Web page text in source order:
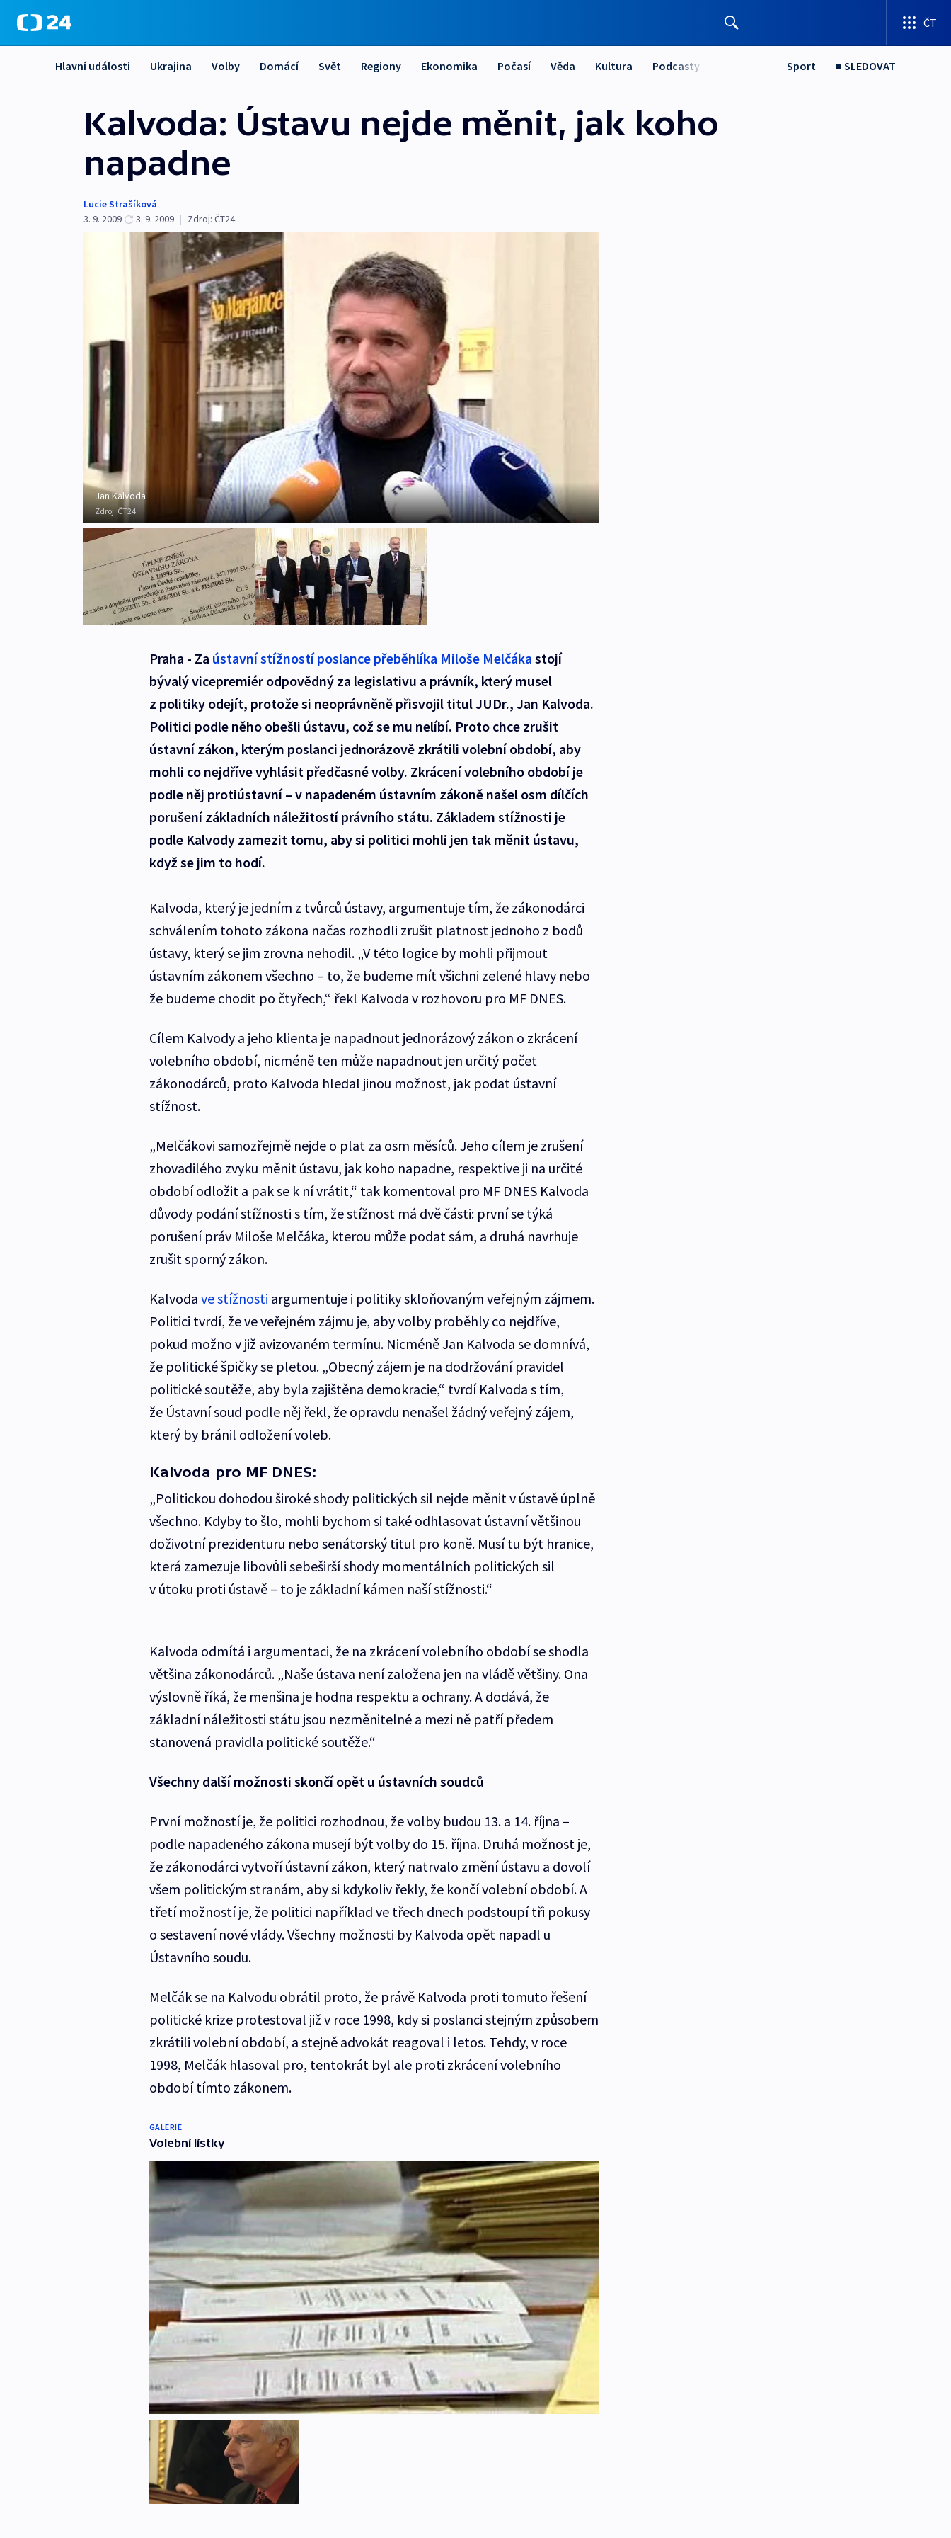
ČT
Hlavní události Ukrajina Volby Domácí Svět Regiony Ekonomika Počasí Věda Kultura Podcasty Sport SLEDOVAT
Kalvoda: Ústavu nejde měnit, jak koho
napadne
Lucie Strašíková
3. 9. 2009
3. 9. 2009 | Zdroj: ČT24
Jan Kalvoda
Zdroj:ČT24
Praha - Za ústavní stížností poslance přeběhlíka Miloše Melčáka stojí
bývalý vicepremiér odpovědný za legislativu a právník, který musel
z politiky odejít, protože si neoprávněně přisvojil titul JUDr., Jan Kalvoda.
Politici podle něho obešli ústavu, což se mu nelíbí. Proto chce zrušit
ústavní zákon, kterým poslanci jednorázově zkrátili volební období, aby
mohli co nejdříve vyhlásit předčasné volby. Zkrácení volebního období je
podle něj protiústavní – v napadeném ústavním zákoně našel osm dílčích
porušení základních náležitostí právního státu. Základem stížnosti je
podle Kalvody zamezit tomu, aby si politici mohli jen tak měnit ústavu,
když se jim to hodí.
Kalvoda, který je jedním z tvůrců ústavy, argumentuje tím, že zákonodárci
schválením tohoto zákona načas rozhodli zrušit platnost jednoho z bodů
ústavy, který se jim zrovna nehodil. „V této logice by mohli přijmout
ústavním zákonem všechno – to, že budeme mít všichni zelené hlavy nebo
že budeme chodit po čtyřech,“ řekl Kalvoda v rozhovoru pro MF DNES.
Cílem Kalvody a jeho klienta je napadnout jednorázový zákon o zkrácení
volebního období, nicméně ten může napadnout jen určitý počet
zákonodárců, proto Kalvoda hledal jinou možnost, jak podat ústavní
stížnost.
„Melčákovi samozřejmě nejde o plat za osm měsíců. Jeho cílem je zrušení
zhovadilého zvyku měnit ústavu, jak koho napadne, respektive ji na určité
období odložit a pak se k ní vrátit,“ tak komentoval pro MF DNES Kalvoda
důvody podání stížnosti s tím, že stížnost má dvě části: první se týká
porušení práv Miloše Melčáka, kterou může podat sám, a druhá navrhuje
zrušit sporný zákon.
Kalvoda ve stížnosti argumentuje i politiky skloňovaným veřejným zájmem.
Politici tvrdí, že ve veřejném zájmu je, aby volby proběhly co nejdříve,
pokud možno v již avizovaném termínu. Nicméně Jan Kalvoda se domnívá,
že politické špičky se pletou. „Obecný zájem je na dodržování pravidel
politické soutěže, aby byla zajištěna demokracie,“ tvrdí Kalvoda s tím,
že Ústavní soud podle něj řekl, že opravdu nenašel žádný veřejný zájem,
který by bránil odložení voleb.
Kalvoda pro MF DNES:
„Politickou dohodou široké shody politických sil nejde měnit v ústavě úplně
všechno. Kdyby to šlo, mohli bychom si také odhlasovat ústavní většinou
doživotní prezidenturu nebo senátorský titul pro koně. Musí tu být hranice,
která zamezuje libovůli sebeširší shody momentálních politických sil
v útoku proti ústavě – to je základní kámen naší stížnosti.“
Kalvoda odmítá i argumentaci, že na zkrácení volebního období se shodla
většina zákonodárců. „Naše ústava není založena jen na vládě většiny. Ona
výslovně říká, že menšina je hodna respektu a ochrany. A dodává, že
základní náležitosti státu jsou nezměnitelné a mezi ně patří předem
stanovená pravidla politické soutěže.“
Všechny další možnosti skončí opět u ústavních soudců
První možností je, že politici rozhodnou, že volby budou 13. a 14. října –
podle napadeného zákona musejí být volby do 15. října. Druhá možnost je,
že zákonodárci vytvoří ústavní zákon, který natrvalo změní ústavu a dovolí
všem politickým stranám, aby si kdykoliv řekly, že končí volební období. A
třetí možností je, že politici například ve třech dnech podstoupí tři pokusy
o sestavení nové vlády. Všechny možnosti by Kalvoda opět napadl u
Ústavního soudu.
Melčák se na Kalvodu obrátil proto, že právě Kalvoda proti tomuto řešení
politické krize protestoval již v roce 1998, kdy si poslanci stejným způsobem
zkrátili volební období, a stejně advokát reagoval i letos. Tehdy, v roce
1998, Melčák hlasoval pro, tentokrát byl ale proti zkrácení volebního
období tímto zákonem.
GALERIE
Volební lístky